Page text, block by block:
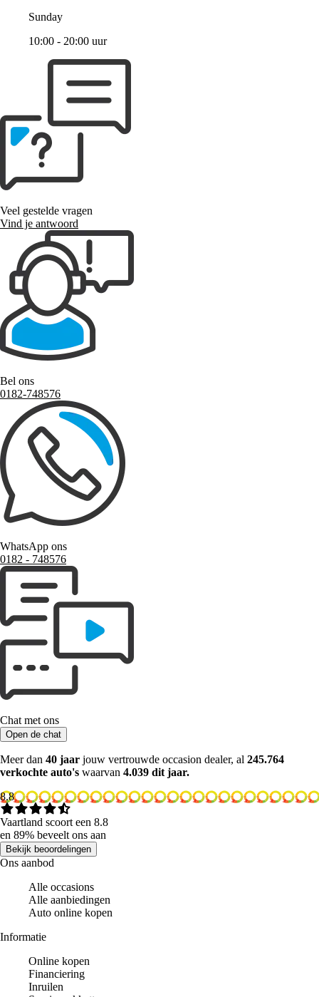
Sunday
10:00 - 20:00 uur
Veel gestelde vragen
Vind je antwoord
Bel ons
0182-748576
WhatsApp ons
0182 ‑ 748576
Chat met ons
Open de chat
Meer dan 40 jaar jouw vertrouwde occasion dealer, al 245.764
verkochte auto's waarvan 4.039 dit jaar.
8.8
Vaartland scoort een 8.8
en 89% beveelt ons aan
Bekijk beoordelingen
Ons aanbod
Alle occasions
Alle aanbiedingen
Auto online kopen
Informatie
Online kopen
Financiering
Inruilen